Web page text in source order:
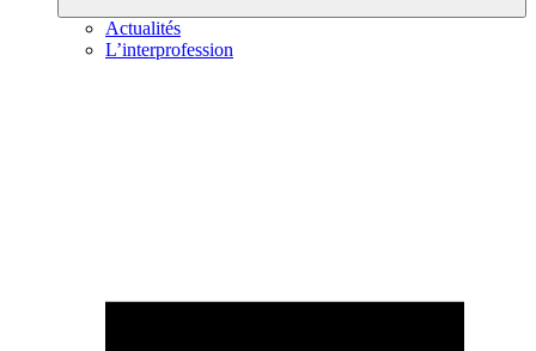
Actualités
L’interprofession